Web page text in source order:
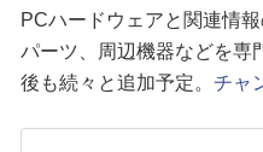
PCハードウェアと関連情
パーツ、周辺機器などを専
後も続々と追加予定。 チャ